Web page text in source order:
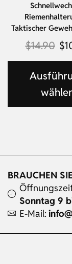
Taktischer
$14.90 $
BRAUCHEN
Sonntag 9
E-Mail: